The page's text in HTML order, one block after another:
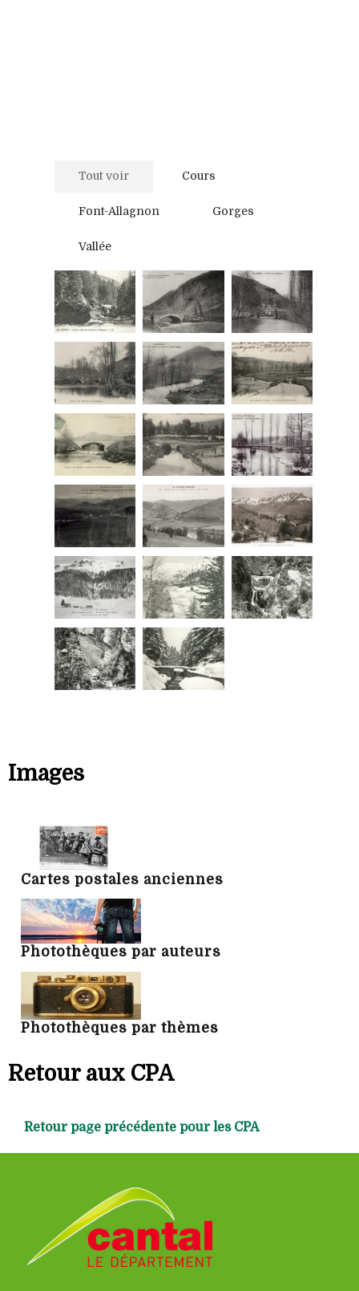
Tout voir Cours
Font-Allagnon Gorges
Vallée
Images
Cartes postales anciennes
Photothèques par auteurs
Photothèques par thèmes
Retour aux CPA
Retour page précédente pour les CPA